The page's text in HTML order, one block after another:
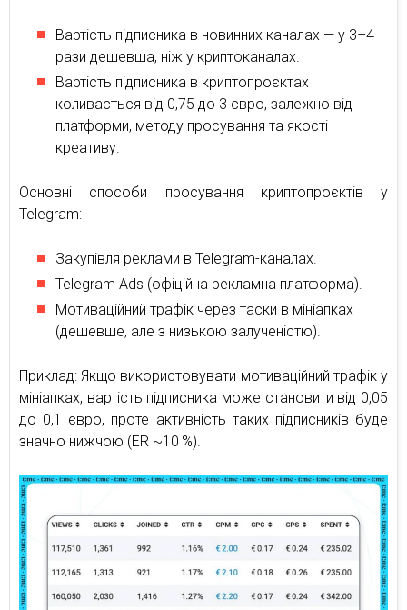
Вартість підписника в новинних каналах — у 3–4
рази дешевша, ніж у криптоканалах.
Вартість підписника в криптопроєктах
коливається від 0,75 до 3 євро, залежно від
платформи, методу просування та якості
креативу.
Основні способи просування криптопроєктів у
Telegram:
Закупівля реклами в Telegram-каналах.
Telegram Ads (офіційна рекламна платформа).
Мотиваційний трафік через таски в мініапках
(дешевше, але з низькою залученістю).
Приклад: Якщо використовувати мотиваційний трафік у
мініапках, вартість підписника може становити від 0,05
до 0,1 євро, проте активність таких підписників буде
значно нижчою (ER ~10 %).